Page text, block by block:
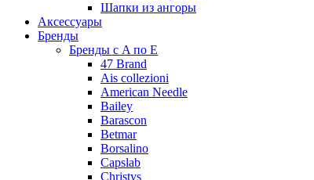
Шапки из ангоры
Аксессуары
Бренды
Бренды с A по E
47 Brand
Ais collezioni
American Needle
Bailey
Barascon
Betmar
Borsalino
Capslab
Christys